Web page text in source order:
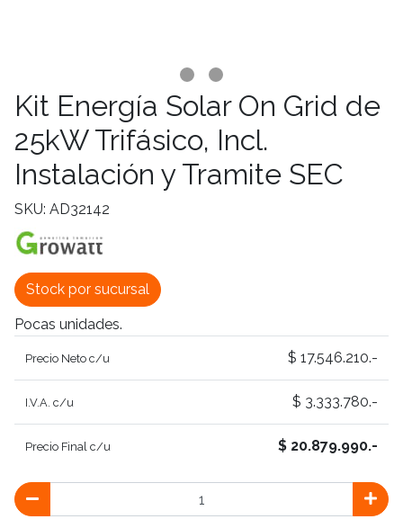
Kit Energía Solar On Grid de
25kW Trifásico, Incl.
Instalación y Tramite SEC
SKU: AD32142
Stock por sucursal
Pocas unidades.
Precio Neto c/u $ 17.546.210.-
I.V.A. c/u $ 3.333.780.-
Precio Final c/u $ 20.879.990.-